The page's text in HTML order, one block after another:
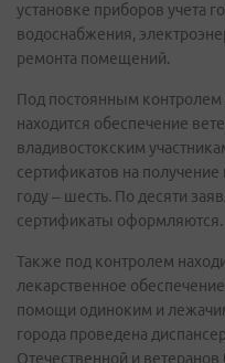
установке приборов учета
водоснабжения,
ремонта помещений.
Под постоянным контролем
находится обеспечение
владивостокским
сертификатов на
году – шесть. По десяти
сертификаты оформляются.
Также под контролем
лекарственное
помощи одиноким и
города проведена
Отечественной и